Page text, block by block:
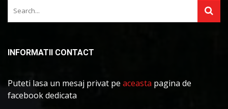
INFORMATII CONTACT
Puteti lasa un mesaj privat pe aceasta pagina de
facebook dedicata